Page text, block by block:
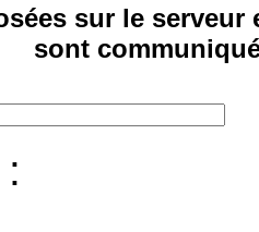
sur le
sont